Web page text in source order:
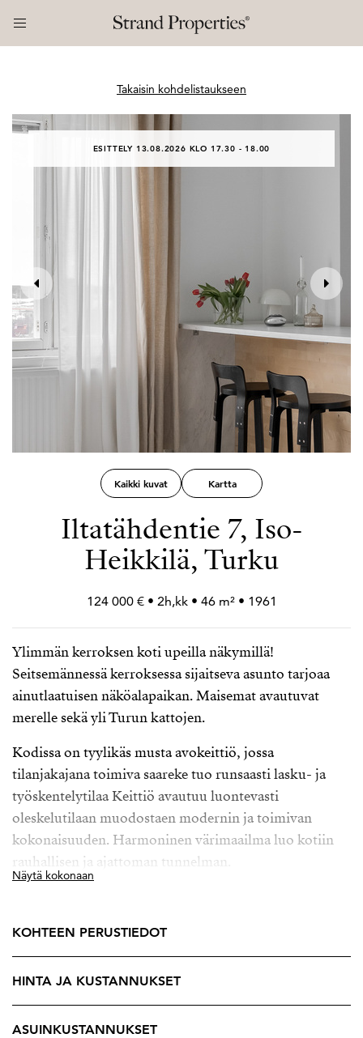
Takaisin kohdelistaukseen
ESITTELY 13.08.2026 KLO 17.30 - 18.00
Kaikki kuvat Kartta
Iltatähdentie 7, Iso-
Heikkilä, Turku
124 000 € • 2h,kk • 46 m² • 1961
Ylimmän kerroksen koti upeilla näkymillä!
Seitsemännessä kerroksessa sijaitseva asunto tarjoaa
ainutlaatuisen näköalapaikan. Maisemat avautuvat
merelle sekä yli Turun kattojen.
Kodissa on tyylikäs musta avokeittiö, jossa
tilanjakajana toimiva saareke tuo runsaasti lasku- ja
työskentelytilaa Keittiö avautuu luontevasti
oleskelutilaan muodostaen modernin ja toimivan
kokonaisuuden. Harmoninen värimaailma luo kotiin
rauhallisen ja ajattoman tunnelman.
Makuuhuoneen yhteyteen on erotettu oma rauhallinen
Tämä koti yhdistää näyttävät näkymät, modernin
tyylin ja toimivan pohjaratkaisun.
Tervetuloa ihastumaan.
Näytä kokonaan
KOHTEEN PERUSTIEDOT
HINTA JA KUSTANNUKSET
ASUINKUSTANNUKSET